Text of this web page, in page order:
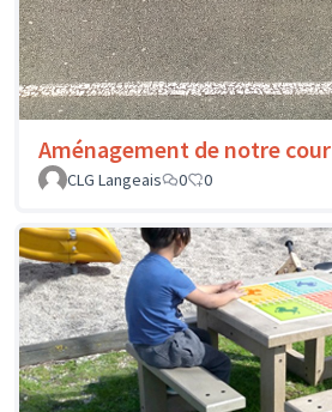
Aménagement de notre cour
CLG Langeais
0 0